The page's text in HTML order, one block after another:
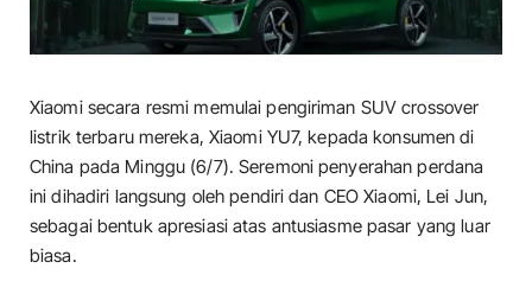
Xiaomi secara resmi memulai pengiriman SUV crossover
listrik terbaru mereka, Xiaomi YU7, kepada konsumen di
China pada Minggu (6/7). Seremoni penyerahan perdana
ini dihadiri langsung oleh pendiri dan CEO Xiaomi, Lei Jun,
sebagai bentuk apresiasi atas antusiasme pasar yang luar
biasa.